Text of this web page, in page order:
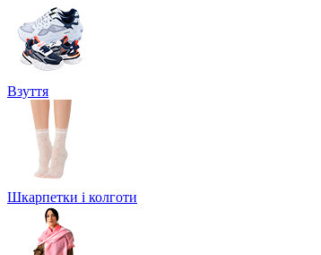
Взуття
Шкарпетки і колготи